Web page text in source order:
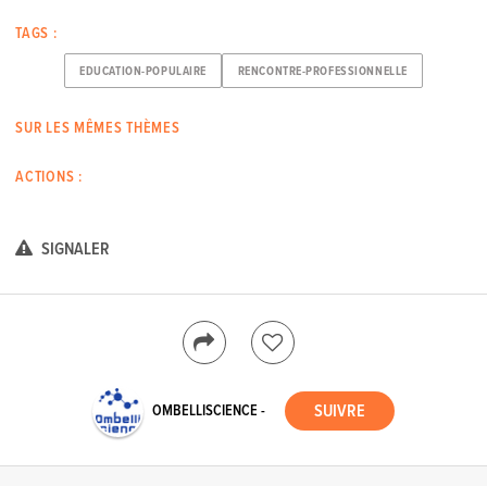
TAGS :
EDUCATION-POPULAIRE RENCONTRE-PROFESSIONNELLE
SUR LES MÊMES THÈMES
ACTIONS :
SIGNALER
OMBELLISCIENCE -